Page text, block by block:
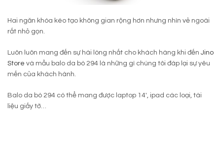
Hai ngăn khóa kéo tạo không gian rộng hơn nhưng nhìn vẻ ngoài
rất nhỏ gọn.
Luôn luôn mang đến sự hài lòng nhất cho khách hàng khi đến Jino
Store và mẫu balo da bò 294 là những gì chúng tôi đáp lại sự yêu
mến của khách hành.
Balo da bò 294 có thể mang được laptop 14′, ipad các loại, tài
liệu giấy tờ…